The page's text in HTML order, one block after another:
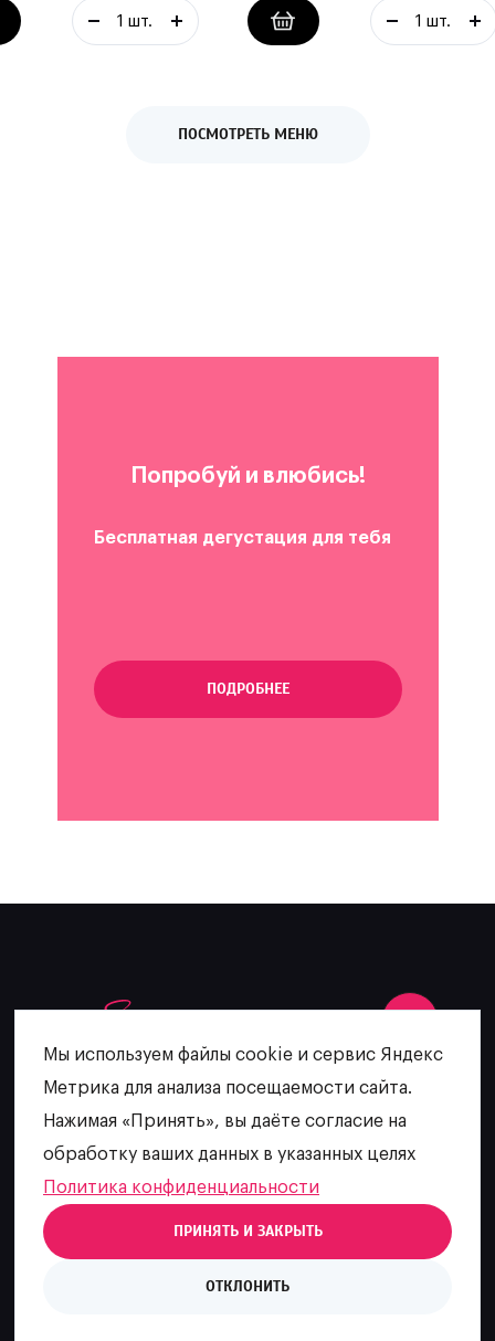
ПОСМОТРЕТЬ МЕНЮ
Попробуй и влюбись!
Бесплатная дегустация для тебя
ПОДРОБНЕЕ
escatering@mail.ru
Политика конфиденциальности
Мы используем файлы cookie и сервис Яндекс
Метрика для анализа посещаемости сайта.
Нажимая «Принять», вы даёте согласие на
обработку ваших данных в указанных целях
Политика конфиденциальности
ПРИНЯТЬ И ЗАКРЫТЬ
ОТКЛОНИТЬ